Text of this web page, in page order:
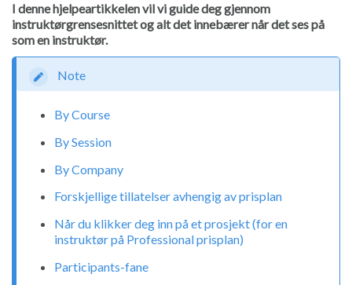
I denne hjelpeartikkelen vil vi guide deg gjennom
instruktørgrensesnittet og alt det innebærer når det ses på
som en instruktør.
Note
By Course
By Session
By Company
Forskjellige tillatelser avhengig av prisplan
Når du klikker deg inn på et prosjekt (for en
instruktør på Professional prisplan)
Participants-fane